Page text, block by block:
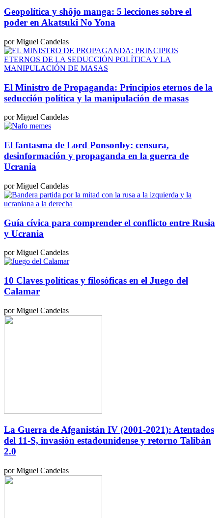
Geopolítica y shôjo manga: 5 lecciones sobre el
poder en Akatsuki No Yona
por Miguel Candelas
El Ministro de Propaganda: Principios eternos de la
seducción política y la manipulación de masas
por Miguel Candelas
El fantasma de Lord Ponsonby: censura,
desinformación y propaganda en la guerra de
Ucrania
por Miguel Candelas
Guía cívica para comprender el conflicto entre Rusia
y Ucrania
por Miguel Candelas
10 Claves políticas y filosóficas en el Juego del
Calamar
por Miguel Candelas
La Guerra de Afganistán IV (2001-2021): Atentados
del 11-S, invasión estadounidense y retorno Talibán
2.0
por Miguel Candelas